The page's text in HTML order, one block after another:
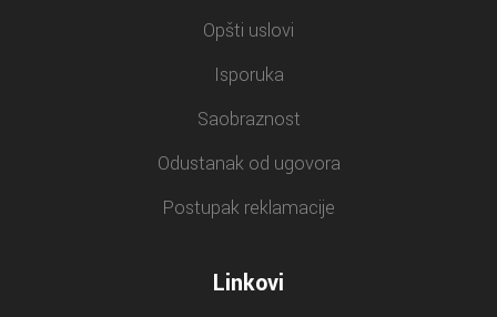
Opšti uslovi
Isporuka
Saobraznost
Odustanak od ugovora
Postupak reklamacije
Linkovi